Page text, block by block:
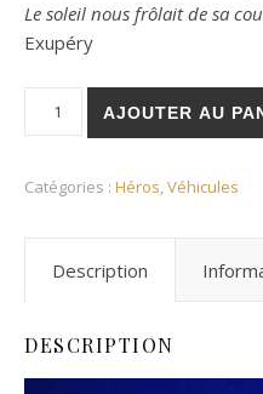
Le soleil nous frôlait de sa
Exupéry
quantité de Veilleuse
AJOUTER AU
Catégories : Héros,Véhicules
Description
DESCRIPTION